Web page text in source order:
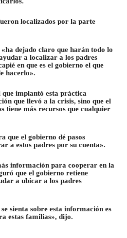
localizados por la parte
dejado claro que harán todo lo
a localizar a los padres
en que es el gobierno el que
hacerlo».
que implantó esta práctica
que llevó a la crisis, sino que el
tiene más recursos que cualquier
que el gobierno dé pasos
a estos padres por su cuenta».
información para cooperar en la
que el gobierno retiene
a ubicar a los padres
sienta sobre esta información es
estas familias», dijo.